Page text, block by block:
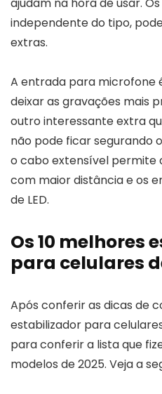
independente do tipo,
extras.
A entrada para microfone
deixar as gravações mais
outro interessante extra
não pode ficar segurando
o cabo extensível permite
com maior distância e os
de LED.
Os 10 melhores
para celulares
Após conferir as dicas de
estabilizador para
para conferir a lista que
modelos de 2025. Veja a